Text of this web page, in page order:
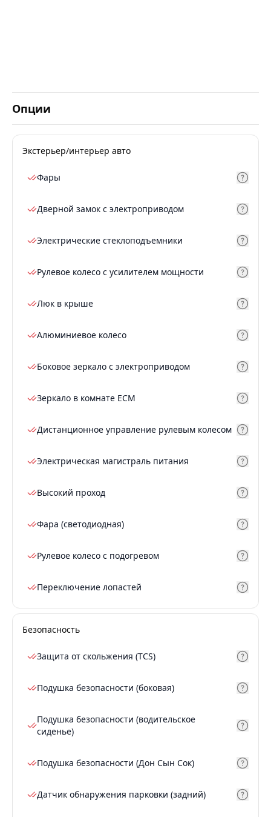
Опции
Экстерьер/интерьер авто
Фары
Дверной замок с электроприводом
Электрические стеклоподъемники
Рулевое колесо с усилителем мощности
Люк в крыше
Алюминиевое колесо
Боковое зеркало с электроприводом
Зеркало в комнате ECM
Дистанционное управление рулевым колесом
Электрическая магистраль питания
Высокий проход
Фара (светодиодная)
Рулевое колесо с подогревом
Переключение лопастей
Безопасность
Защита от скольжения (TCS)
Подушка безопасности (боковая)
Подушка безопасности (водительское
сиденье)
Подушка безопасности (Дон Сын Сок)
Датчик обнаружения парковки (задний)